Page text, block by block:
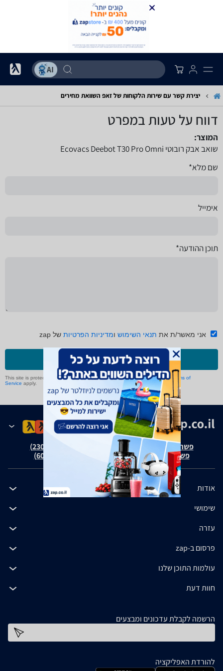
יצירת קשר עם שירות הלקוחות של זאפ השוואת מחירים
דווח על טעות במפרט
המוצר:
שואב אבק רובוטי Ecovacs Deebot T30 Pro Omni
שם מלא*
אימייל
תוכן ההודעה*
אני מאשר/ת את תנאי השימוש ומדיניות הפרטיות של zap
שליחה
This site is protected by reCAPTCHA and the GooglePrivacy Policyand Terms of
Service apply.
פשרה בת"צ אבנצ'יק נ' זאפ גרופ (ת"צ 23008-08-20)
פשרה בת"צ כהנים נ' זאפ גרופ (ת"צ 60371-12-19)
אודות
שימושי
עזרה
פרסום ב-zap
עולמות התוכן שלנו
חוות דעת
הרשמה לקבלת עדכונים ומבצעים
להורדת האפליקציה